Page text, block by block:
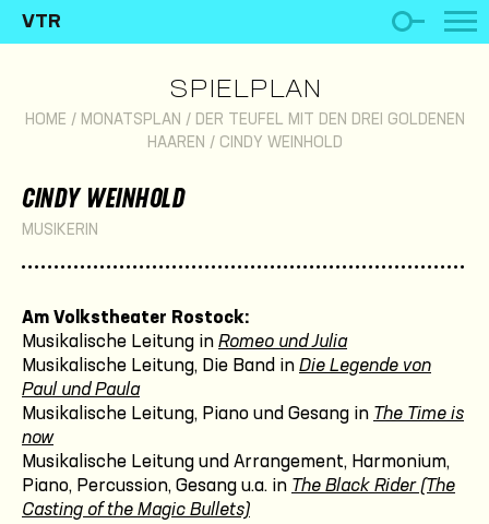
VTR
SPIELPLAN
HOME / MONATSPLAN / DER TEUFEL MIT DEN DREI GOLDENEN
HAAREN / CINDY WEINHOLD
CINDY WEINHOLD
MUSIKERIN
Am Volkstheater Rostock:
Musikalische Leitung in Romeo und Julia
Musikalische Leitung, Die Band in Die Legende von
Paul und Paula
Musikalische Leitung, Piano und Gesang in The Time is
now
Musikalische Leitung und Arrangement, Harmonium,
Piano, Percussion, Gesang u.a. in The Black Rider (The
Casting of the Magic Bullets)